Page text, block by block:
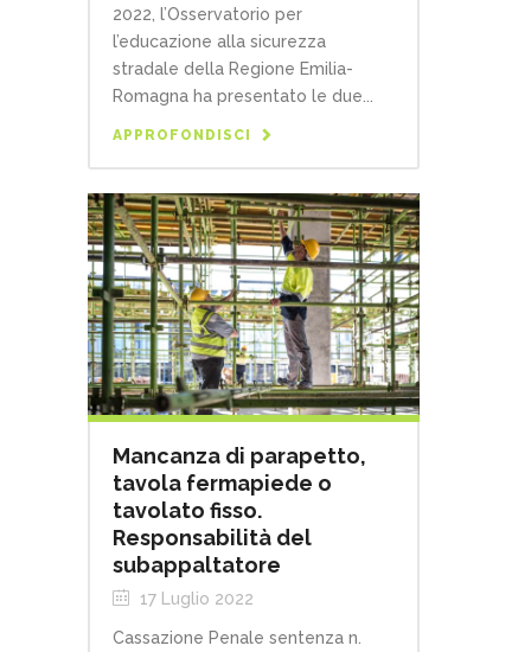
2022, l’Osservatorio per
l’educazione alla sicurezza
stradale della Regione Emilia-
Romagna ha presentato le due...
APPROFONDISCI
Mancanza di parapetto,
tavola fermapiede o
tavolato fisso.
Responsabilità del
subappaltatore
17 Luglio 2022
Cassazione Penale sentenza n.